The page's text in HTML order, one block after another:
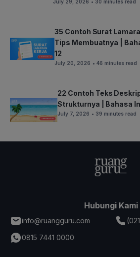
July 29, 2026 • 30 minutes read
35 Contoh Surat
Tips Membuatnya |
12
July 20, 2026 • 46 minutes read
22 Contoh Teks
Strukturnya | Bahasa
July 7, 2026 • 39 minutes read
Hubungi Kami
info@ruangguru.com
0815 7441 0000